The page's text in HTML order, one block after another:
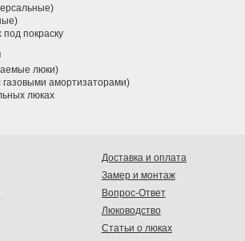
покраску
люки)
газовыми амортизаторами)
люках
Доставка и оплата
Замер и монтаж
Вопрос-Ответ
Люководство
Статьи о люках